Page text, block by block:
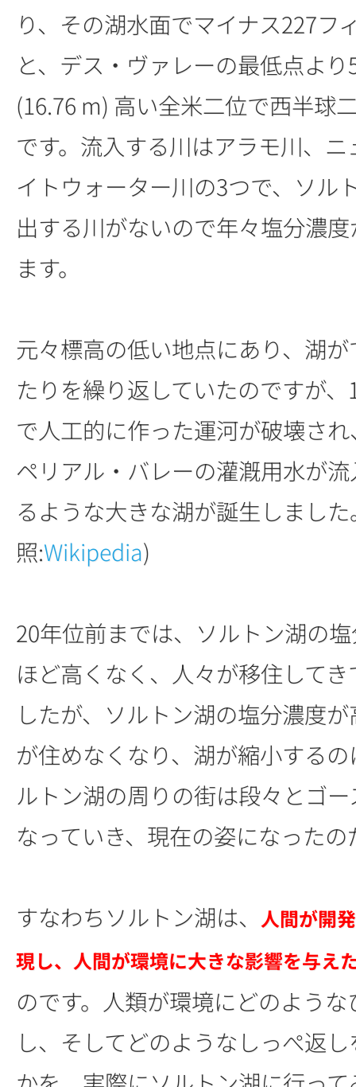
り、その湖水面でマイナス227フ
と、デス・ヴァレーの最低点よ
(16.76 m) 高い全米二位で西半球
です。流入する川はアラモ川、
イトウォーター川の3つで、ソル
出する川がないので年々塩分濃
ます。
元々標高の低い地点にあり、湖
たりを繰り返していたのですが
で人工的に作った運河が破壊さ
ペリアル・バレーの灌漑用水が
るような大きな湖が誕生しまし
照:Wikipedia)
20年位前までは、ソルトン湖の
ほど高くなく、人々が移住して
したが、ソルトン湖の塩分濃度
が住めなくなり、湖が縮小する
ルトン湖の周りの街は段々とゴ
なっていき、現在の姿になったの
すなわちソルトン湖は、 人間が開
現し、人間が環境に大きな影響を与え
のです。人類が環境にどのよう
し、そしてどのようなしっぺ返